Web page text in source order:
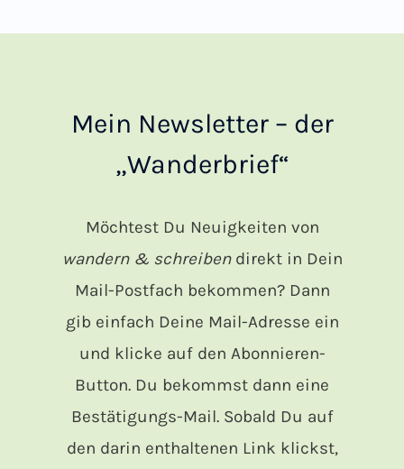
Mein Newsletter – der
„Wanderbrief“
Möchtest Du Neuigkeiten von
wandern & schreibendirekt in Dein
Mail-Postfach bekommen? Dann
gib einfach Deine Mail-Adresse ein
und klicke auf den Abonnieren-
Button. Du bekommst dann eine
Bestätigungs-Mail. Sobald Du auf
den darin enthaltenen Link klickst,